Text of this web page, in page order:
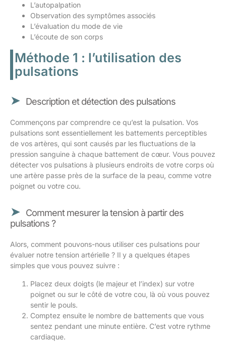
L’autopalpation
Observation des symptômes associés
L’évaluation du mode de vie
L’écoute de son corps
Méthode 1 : l’utilisation des
pulsations
Description et détection des pulsations
Commençons par comprendre ce qu’est la pulsation. Vos
pulsations sont essentiellement les battements perceptibles
de vos artères, qui sont causés par les fluctuations de la
pression sanguine à chaque battement de cœur. Vous pouvez
détecter vos pulsations à plusieurs endroits de votre corps où
une artère passe près de la surface de la peau, comme votre
poignet ou votre cou.
Comment mesurer la tension à partir des
pulsations ?
Alors, comment pouvons-nous utiliser ces pulsations pour
évaluer notre tension artérielle ? Il y a quelques étapes
simples que vous pouvez suivre :
Placez deux doigts (le majeur et l’index) sur votre
poignet ou sur le côté de votre cou, là où vous pouvez
sentir le pouls.
Comptez ensuite le nombre de battements que vous
sentez pendant une minute entière. C’est votre rythme
cardiaque.